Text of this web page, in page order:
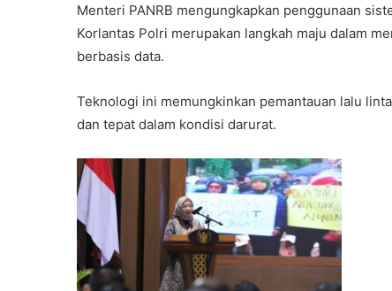
Menteri PANRB mengungkapkan penggunaan
Korlantas Polri merupakan langkah maju dalam
berbasis data.
Teknologi ini memungkinkan pemantauan lalu
dan tepat dalam kondisi darurat.